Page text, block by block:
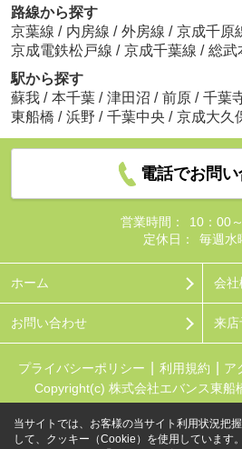
路線から探す
京葉線 / 内房線 / 外房線 / 京成千原
京成電鉄松戸線 / 京成千葉線 / 総武
駅から探す
蘇我 / 本千葉 / 津田沼 / 前原 / 千葉
東船橋 / 浜野 / 千葉中央 / 京成大久
電話でお問
営業時間：
10：00
定休日：
毎週水
ホーム 会社
お問い合わせ 来店
プライバシーポリシー 利用規約 ア
Copyright(c) 株式会社エバンス東船
当サイトでは、お客様の当サイト利用状況把
して、クッキー（Cookie）を使用しています。